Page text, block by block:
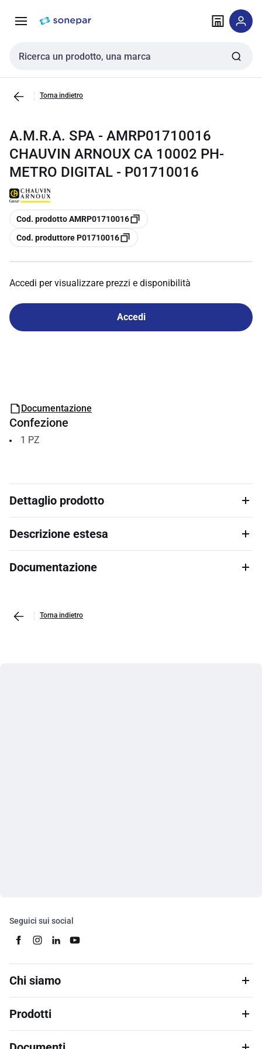
navigazione alla
Cerca input
Torna indietro
A.M.R.A. SPA - AMRP01710016
CHAUVIN ARNOUX CA 10002 PH-
METRO DIGITAL - P01710016
copia
Cod. prodotto AMRP01710016
copia
Cod. produttore P01710016
Accedi per visualizzare prezzi e disponibilità
Accedi
Documentazione
Confezione
1 PZ
Dettaglio prodotto
Descrizione estesa
Documentazione
Torna indietro
Seguici sui social
Chi siamo
Prodotti